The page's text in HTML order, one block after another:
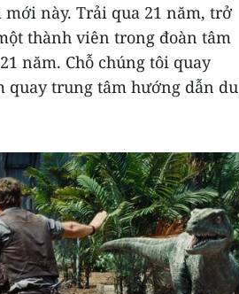
này. Trải qua 21 năm, trở
thành viên trong đoàn tâm
năm. Chỗ chúng tôi quay
quay trung tâm hướng dẫn du